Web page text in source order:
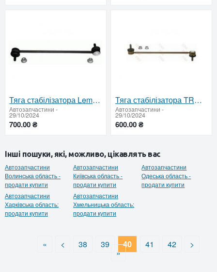
Тяга стабілізатора Lemförder 26653 02
Автозапчастини -
29/10/2024
700.00 ₴
Тяга стабілізатора TRW JTS408
Автозапчастини -
29/10/2024
600.00 ₴
Інші пошуки, які, можливо, цікавлять вас
Автозапчастини
Волинська область -
продати купити
Автозапчастини
Київська область -
продати купити
Автозапчастини
Одеська область -
продати купити
Автозапчастини
Харківська область:
продати купити
Автозапчастини
Хмельницька область:
продати купити
« < 38 39 40 41 42 >
»